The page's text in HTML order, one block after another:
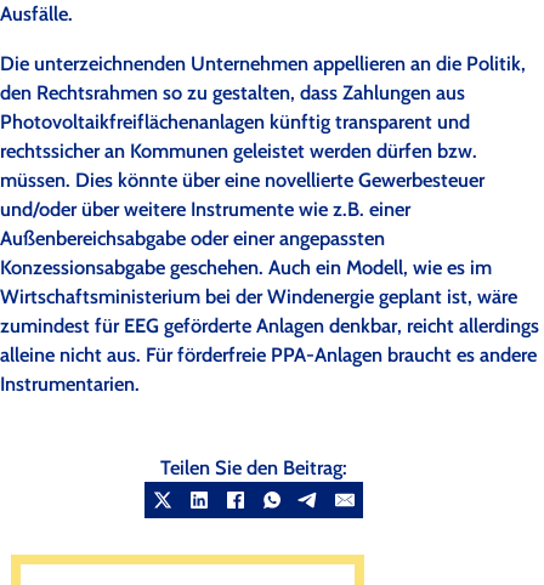
Ausfälle.
Die unterzeichnenden Unternehmen appellieren an die Politik,
den Rechtsrahmen so zu gestalten, dass Zahlungen aus
Photovoltaikfreiflächenanlagen künftig transparent und
rechtssicher an Kommunen geleistet werden dürfen bzw.
müssen. Dies könnte über eine novellierte Gewerbesteuer
und/oder über weitere Instrumente wie z.B. einer
Außenbereichsabgabe oder einer angepassten
Konzessionsabgabe geschehen. Auch ein Modell, wie es im
Wirtschaftsministerium bei der Windenergie geplant ist, wäre
zumindest für EEG geförderte Anlagen denkbar, reicht allerdings
alleine nicht aus. Für förderfreie PPA-Anlagen braucht es andere
Instrumentarien.
Teilen Sie den Beitrag: